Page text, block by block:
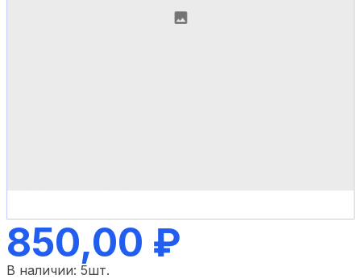
850,00 ₽
В наличии: 5шт.